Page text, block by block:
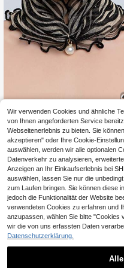
1 Stück Kunstperlen Anhänger Sch
al Halskette, Spitzen Kragen
n Falscher Kragen für Frauen,
tinstag
30 übrig
4 -4%
Wir verwenden Cookies und ähnliche
von Ihnen angeforderten Service
Webseitenerlebnis zu bieten. Sie
akzeptieren" oder Ihre Cookie-
auswählen, werden wir alle optionalen
Datenverkehr zu analysieren,
Anzeigen an Ihr Einkaufserlebnis bei
auswählen, lassen Sie nur die
zum Laufen bringen. Sie können diese
jedoch die Funktionalität der Website
verwendeten Cookies zu erfahren und
anzupassen, wählen Sie bitte "Cookies
wir die von uns erfassten Daten
Datenschutzerklärung.